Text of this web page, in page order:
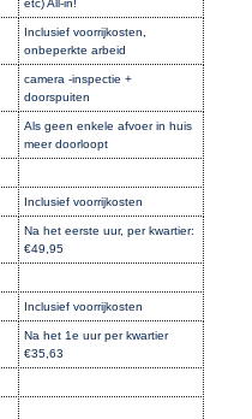
etc) All-in!
Inclusief voorrijkosten,
onbeperkte arbeid
camera -inspectie +
doorspuiten
Als geen enkele afvoer in huis
meer doorloopt
Inclusief voorrijkosten
Na het eerste uur, per kwartier:
€49,95
Inclusief voorrijkosten
Na het 1e uur per kwartier
€35,63